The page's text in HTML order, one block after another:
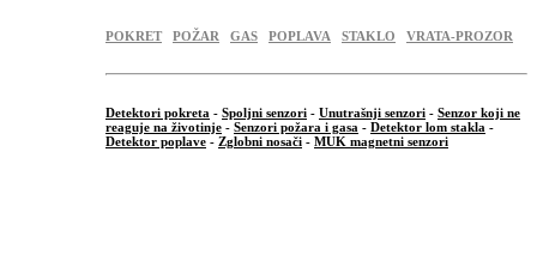
POKRET POŽAR GAS POPLAVA STAKLO VRATA-PROZOR
Detektori pokreta - Spoljni senzori - Unutrašnji senzori - Senzor koji ne
reaguje na životinje - Senzori požara i gasa - Detektor lom stakla -
Detektor poplave - Zglobni nosači - MUK magnetni senzori